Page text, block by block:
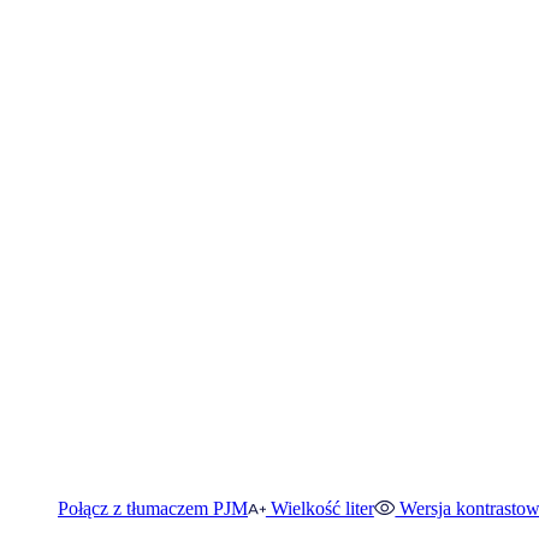
Połącz z tłumaczem PJM Wielkość liter Wersja